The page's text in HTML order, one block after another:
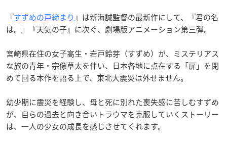
『すずめの戸締まり』は新海誠監督の最新作にして、『君の名
は。』『天気の子』に次ぐ、劇場版アニメーション第三弾。
宮崎県在住の女子高生・岩戸鈴芽（すずめ）が、ミステリアス
な旅の青年・宗像草太を伴い、日本各地に点在する「扉」を閉
めて回る本作を語る上で、東北大震災は外せません。
幼少期に震災を経験し、母と死に別れた喪失感に苦しむすずめ
が、自らの過去と向き合いトラウマを克服していくストーリー
は、一人の少女の成長を感じさせてくれます。